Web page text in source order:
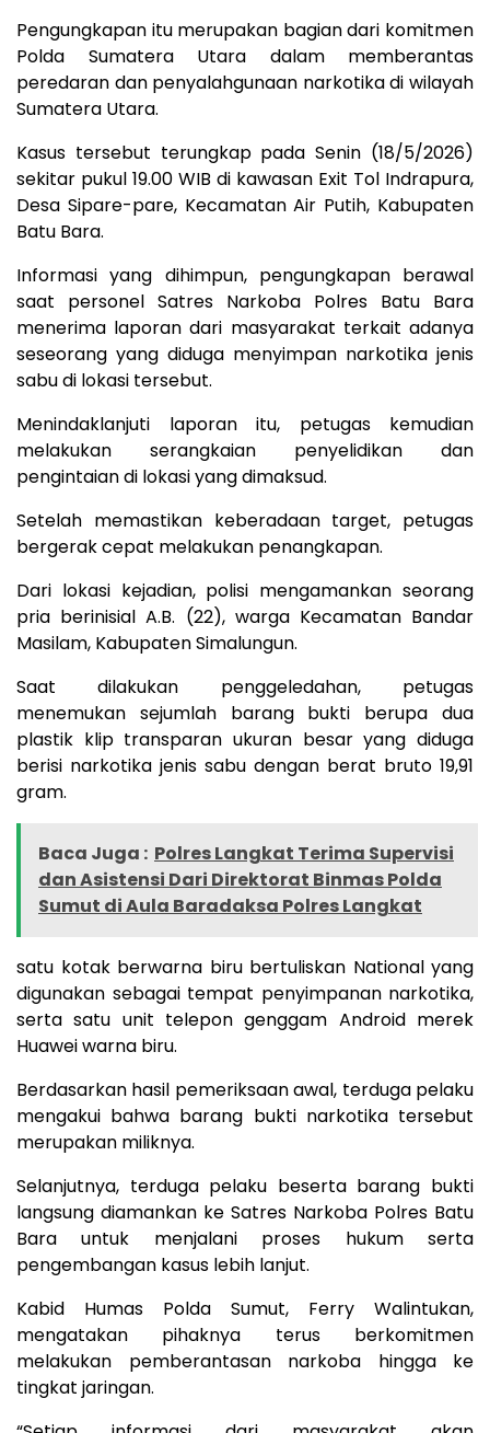
Pengungkapan itu merupakan bagian dari komitmen
Polda Sumatera Utara dalam memberantas
peredaran dan penyalahgunaan narkotika di wilayah
Sumatera Utara.
Kasus tersebut terungkap pada Senin (18/5/2026)
sekitar pukul 19.00 WIB di kawasan Exit Tol Indrapura,
Desa Sipare-pare, Kecamatan Air Putih, Kabupaten
Batu Bara.
Informasi yang dihimpun, pengungkapan berawal
saat personel Satres Narkoba Polres Batu Bara
menerima laporan dari masyarakat terkait adanya
seseorang yang diduga menyimpan narkotika jenis
sabu di lokasi tersebut.
Menindaklanjuti laporan itu, petugas kemudian
melakukan serangkaian penyelidikan dan
pengintaian di lokasi yang dimaksud.
Setelah memastikan keberadaan target, petugas
bergerak cepat melakukan penangkapan.
Dari lokasi kejadian, polisi mengamankan seorang
pria berinisial A.B. (22), warga Kecamatan Bandar
Masilam, Kabupaten Simalungun.
Saat dilakukan penggeledahan, petugas
menemukan sejumlah barang bukti berupa dua
plastik klip transparan ukuran besar yang diduga
berisi narkotika jenis sabu dengan berat bruto 19,91
gram.
Baca Juga : Polres Langkat Terima Supervisi
dan Asistensi Dari Direktorat Binmas Polda
Sumut di Aula Baradaksa Polres Langkat
satu kotak berwarna biru bertuliskan National yang
digunakan sebagai tempat penyimpanan narkotika,
serta satu unit telepon genggam Android merek
Huawei warna biru.
Berdasarkan hasil pemeriksaan awal, terduga pelaku
mengakui bahwa barang bukti narkotika tersebut
merupakan miliknya.
Selanjutnya, terduga pelaku beserta barang bukti
langsung diamankan ke Satres Narkoba Polres Batu
Bara untuk menjalani proses hukum serta
pengembangan kasus lebih lanjut.
Kabid Humas Polda Sumut, Ferry Walintukan,
mengatakan pihaknya terus berkomitmen
melakukan pemberantasan narkoba hingga ke
tingkat jaringan.